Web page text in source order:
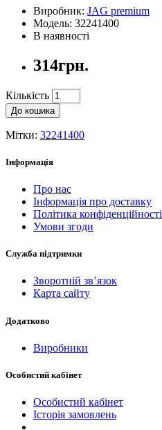
Виробник: JAG premium
Модель: 32241400
В наявності
314грн.
Кількість
До кошика
Мітки: 32241400
Інформація
Про нас
Інформація про доставку
Політика конфіденційності
Умови згоди
Служба підтримки
Зворотній зв’язок
Карта сайту
Додатково
Виробники
Особистий кабінет
Особистий кабінет
Історія замовлень